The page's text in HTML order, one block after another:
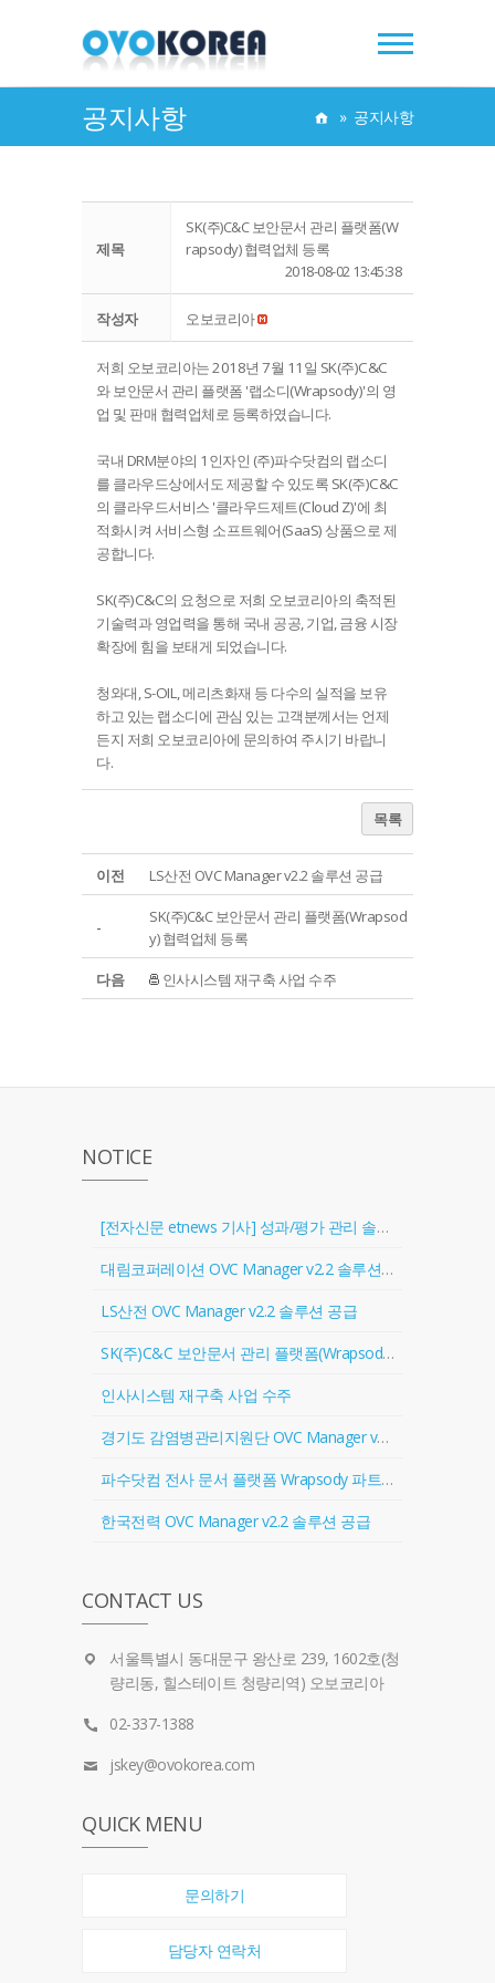
공지사항 » 공지사항
제목
SK(주)C&C 보안문서 관리 플랫폼(W
rapsody) 협력업체 등록
2018-08-02 13:45:38
작성자 오보코리아
저희 오보코리아는 2018년 7월 11일 SK(주)C&C
와 보안문서 관리 플랫폼 '랩소디(Wrapsody)'의 영
업 및 판매 협력업체로 등록하였습니다.
국내 DRM분야의 1인자인 (주)파수닷컴의 랩소디
를 클라우드상에서도 제공할 수 있도록 SK(주)C&C
의 클라우드서비스 '클라우드제트(Cloud Z)'에 최
적화시켜 서비스형 소프트웨어(SaaS) 상품으로 제
공합니다.
SK(주)C&C의 요청으로 저희 오보코리아의 축적된
기술력과 영업력을 통해 국내 공공, 기업, 금융 시장
확장에 힘을 보태게 되었습니다.
청와대, S-OIL, 메리츠화재 등 다수의 실적을 보유
하고 있는 랩소디에 관심 있는 고객분께서는 언제
든지 저희 오보코리아에 문의하여 주시기 바랍니
다.
목록
이전 LS산전 OVC Manager v2.2 솔루션 공급
-
SK(주)C&C 보안문서 관리 플랫폼(Wrapsod
y) 협력업체 등록
다음 인사시스템 재구축 사업 수주
NOTICE
[전자신문 etnews 기사] 성과/평가 관리 솔루션 '골인원(Goal In One)' 출시
대림코퍼레이션 OVC Manager v2.2 솔루션 공급
LS산전 OVC Manager v2.2 솔루션 공급
SK(주)C&C 보안문서 관리 플랫폼(Wrapsody) 협력업체 등록
인사시스템 재구축 사업 수주
경기도 감염병관리지원단 OVC Manager v2.2 솔루션 공급
파수닷컴 전사 문서 플랫폼 Wrapsody 파트너 계약 체결
한국전력 OVC Manager v2.2 솔루션 공급
CONTACT US
서울특별시 동대문구 왕산로 239, 1602호(청
량리동, 힐스테이트 청량리역) 오보코리아
02-337-1388
jskey@ovokorea.com
QUICK MENU
문의하기
담당자 연락처